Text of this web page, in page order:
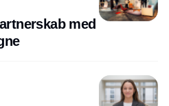
med